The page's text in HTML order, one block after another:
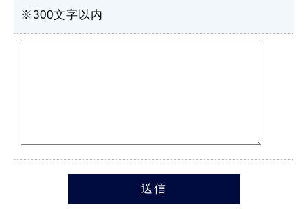
※300文字以内